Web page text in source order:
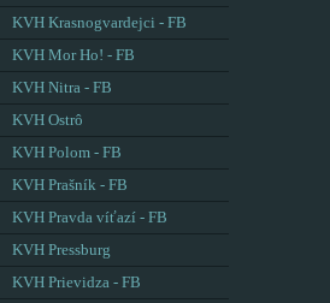
KVH Krasnogvardejci - FB
KVH Mor Ho! - FB
KVH Nitra - FB
KVH Ostrô
KVH Polom - FB
KVH Prašník - FB
KVH Pravda víťazí - FB
KVH Pressburg
KVH Prievidza - FB